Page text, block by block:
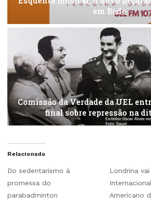
em Rede
Comissão da Verdade da UEL
final sobre repressão na
Relacionado
Do sedentarismo à
promessa do
parabadminton
Londrina vai
Americano